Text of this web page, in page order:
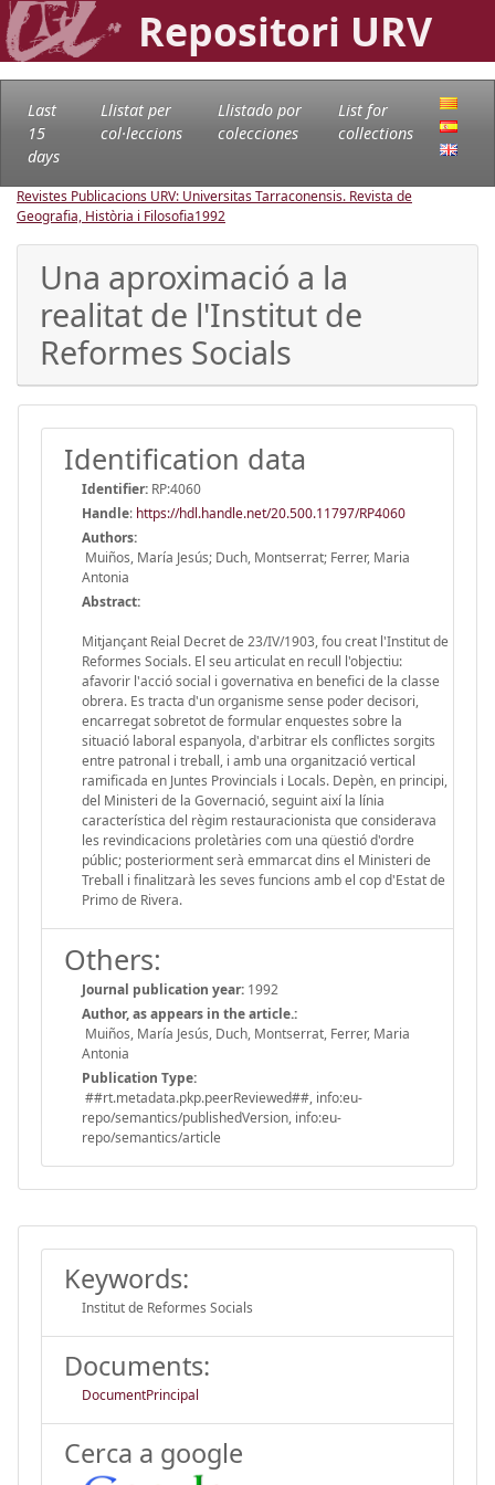
Repositori URV
Last
15
days
Llistat per
col·leccions
Llistado por
colecciones
List for
collections
Revistes Publicacions URV: Universitas Tarraconensis. Revista de
Geografia, Història i Filosofia1992
Una aproximació a la
realitat de l'Institut de
Reformes Socials
Identification data
Identifier: RP:4060
Handle: https://hdl.handle.net/20.500.11797/RP4060
Authors:
Muiños, María Jesús; Duch, Montserrat; Ferrer, Maria
Antonia
Abstract:
Mitjançant Reial Decret de 23/IV/1903, fou creat l'Institut de
Reformes Socials. El seu articulat en recull l'objectiu:
afavorir l'acció social i governativa en benefici de la classe
obrera. Es tracta d'un organisme sense poder decisori,
encarregat sobretot de formular enquestes sobre la
situació laboral espanyola, d'arbitrar els conflictes sorgits
entre patronal i treball, i amb una organització vertical
ramificada en Juntes Provincials i Locals. Depèn, en principi,
del Ministeri de la Governació, seguint així la línia
característica del règim restauracionista que considerava
les revindicacions proletàries com una qüestió d'ordre
públic; posteriorment serà emmarcat dins el Ministeri de
Treball i finalitzarà les seves funcions amb el cop d'Estat de
Primo de Rivera.
Others:
Journal publication year: 1992
Author, as appears in the article.:
Muiños, María Jesús, Duch, Montserrat, Ferrer, Maria
Antonia
Publication Type:
##rt.metadata.pkp.peerReviewed##, info:eu-
repo/semantics/publishedVersion, info:eu-
repo/semantics/article
Keywords:
Institut de Reformes Socials
Documents:
DocumentPrincipal
Cerca a google